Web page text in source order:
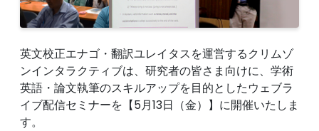
英文校正エナゴ・翻訳ユレイタスを運営するクリムゾ
ンインタラクティブは、研究者の皆さま向けに、学術
英語・論文執筆のスキルアップを目的としたウェブラ
イブ配信セミナーを【5月13日（金）】に開催いたしま
す。